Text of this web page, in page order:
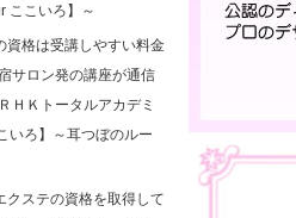
ここいろ】～
資格は受講しやすい料金
サロン発の講座が通信
ＨＫトータルアカデミ
いろ】～耳つぼのルー
クステの資格を取得して